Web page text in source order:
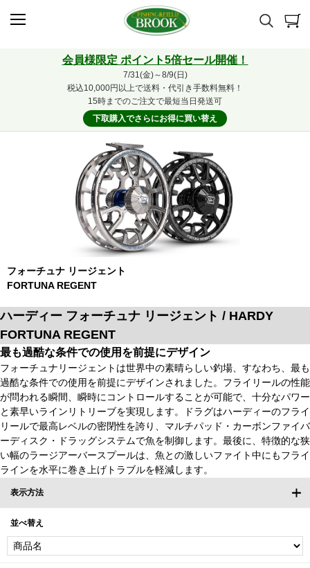
会員様限定 ポイント5倍セール開催！
7/31(金)～8/9(日)
税込10,000円以上で送料・代引き手数料無料！
15時までのご注文で最短当日発送可
下取購入でさらにお得に買い替え
フォーチュナ リージェント
FORTUNA REGENT
ハーディー フォーチュナ リージェント / HARDY
FORTUNA REGENT
最も過酷な条件での使用を前提にデザイン
フォーチュナリージェントは世界中の素晴らしい釣場、すなわち、最も
過酷な条件での使用を前提にデザインされました。フライリールの性能
が問われる瞬間、瞬時にコントロールすることが可能で、十分なパワー
と素早いラインリトリーブを実現します。ドラグはハーディーのフライ
リールで最高レベルの密閉性を誇り、マルチパッド・カーボンファイバ
ーディスク・ドラッグシステムで魚を制御します。最後に、特徴的な狭
い幅のラージアーバースプールは、魚との激しいファイト中にもフライ
ラインを水平に巻き上げトラブルを軽減します。
表示方法
並べ替え